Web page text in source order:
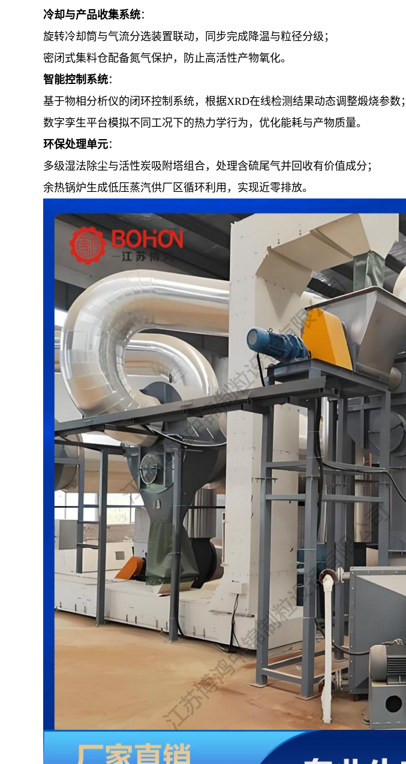
冷却与产品收集系统：
旋转冷却筒与气流分选装置联动，同步完成降温与粒径分级；
密闭式集料仓配备氮气保护，防止高活性产物氧化。
智能控制系统：
基于物相分析仪的闭环控制系统，根据XRD在线检测结果动态调整煅烧参数；
数字孪生平台模拟不同工况下的热力学行为，优化能耗与产物质量。
环保处理单元：
多级湿法除尘与活性炭吸附塔组合，处理含硫尾气并回收有价值成分；
余热锅炉生成低压蒸汽供厂区循环利用，实现近零排放。